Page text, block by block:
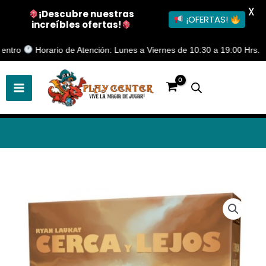
Horario de Atención: Lunes a Viernes de 10:30 a 19:00 Hrs.
al
contenido
mesa
Cerca
¡Descubre nuestras
increíbles ofertas!
¡OFERTAS!
X